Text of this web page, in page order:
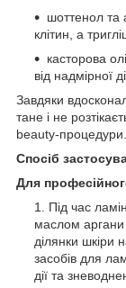
шоттенол та
клітин, а
касторова
від надмірної
Завдяки
тане і не
beauty-процедури.
Спосіб
Для
Під час
маслом
ділянки шкіри
засобів для
дії та